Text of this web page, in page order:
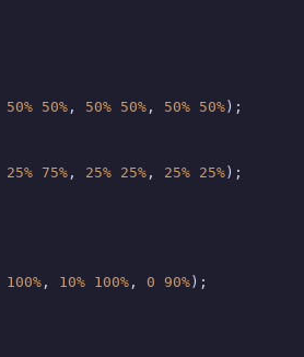
50% 50% , 50% 50% , 50% 50% );
25% 75% , 25% 25% , 25% 25% );
100% , 10% 100% , 0 90% );